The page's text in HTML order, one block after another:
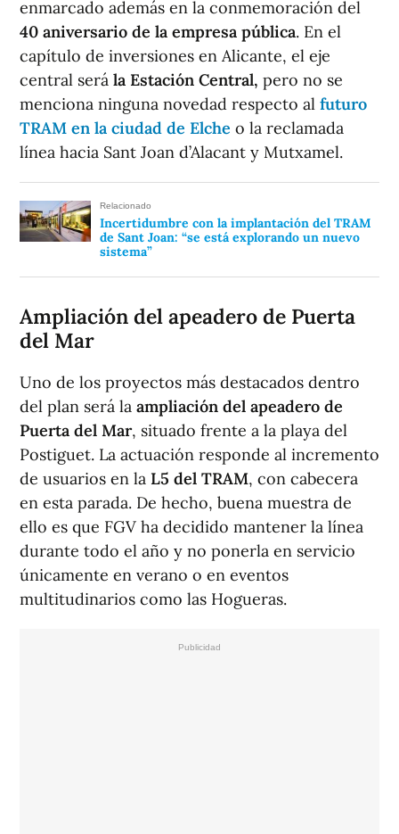
enmarcado además en la conmemoración del
40 aniversario de la empresa pública. En el
capítulo de inversiones en Alicante, el eje
central será la Estación Central, pero no se
menciona ninguna novedad respecto al futuro
TRAM en la ciudad de Elche o la reclamada
línea hacia Sant Joan d’Alacant y Mutxamel.
Relacionado
Incertidumbre con la implantación del TRAM
de Sant Joan: “se está explorando un nuevo
sistema”
Ampliación del apeadero de Puerta
del Mar
Uno de los proyectos más destacados dentro
del plan será la ampliación del apeadero de
Puerta del Mar, situado frente a la playa del
Postiguet. La actuación responde al incremento
de usuarios en la L5 del TRAM, con cabecera
en esta parada. De hecho, buena muestra de
ello es que FGV ha decidido mantener la línea
durante todo el año y no ponerla en servicio
únicamente en verano o en eventos
multitudinarios como las Hogueras.